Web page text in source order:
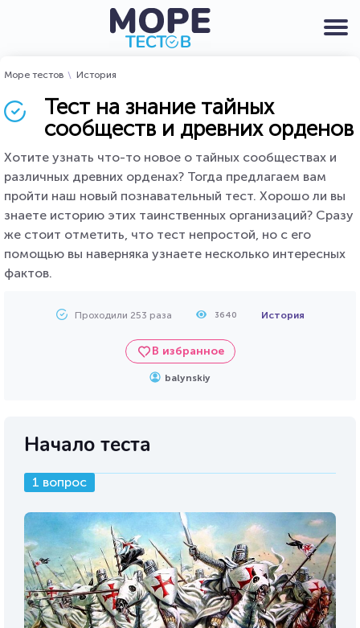
Море тестов История
Тест на знание тайных
сообществ и древних орденов
Хотите узнать что-то новое о тайных сообществах и
различных древних орденах? Тогда предлагаем вам
пройти наш новый познавательный тест. Хорошо ли вы
знаете историю этих таинственных организаций? Сразу
же стоит отметить, что тест непростой, но c его
помощью вы наверняка узнаете несколько интересных
фактов.
Проходили 253 раза 3640 История
В избранное
balynskiy
Начало теста
1 вопрос